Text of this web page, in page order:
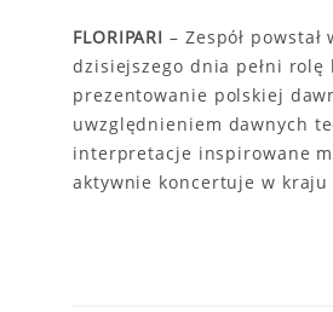
FLORIPARI – Zespół
dzisiejszego dnia pełni
prezentowanie polskiej
uwzględnieniem dawnych
interpretacje inspirowane
aktywnie koncertuje w kraju